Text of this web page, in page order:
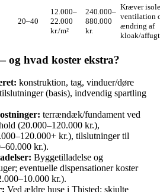
20–40
12.000–
22.000
kr./m²
240.000–
880.000
kr.
Kræver
ventilation
ændring af
kloak/
hvad koster ekstra?
konstruktion, tag, vinduer/døre
(basis), indvendig spartling
terrændæk/fundament ved
(20.000–120.000 kr.),
kr.), tilslutninger til
kr.).
Byggetilladelse og
eventuelle dispensationer koster
kr.).
Ved ældre huse i Thisted: skjulte